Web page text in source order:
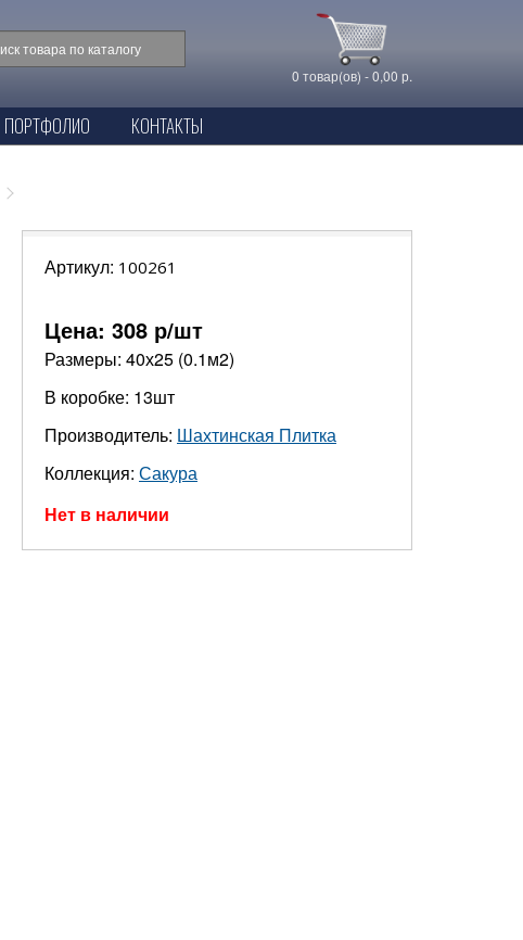
0 товар(ов) - 0,00 р.
ПОРТФОЛИО КОНТАКТЫ
Артикул: 100261
Цена: 308 р/шт
Размеры: 40х25 (0.1м2)
В коробке: 13шт
Производитель: Шахтинская Плитка
Коллекция: Сакура
Нет в наличии